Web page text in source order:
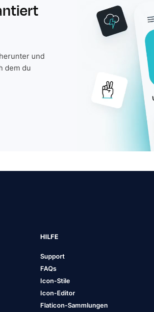
und
dem du
HILFE
Support
FAQs
Icon-Stile
Icon-Editor
Flaticon-Sammlungen